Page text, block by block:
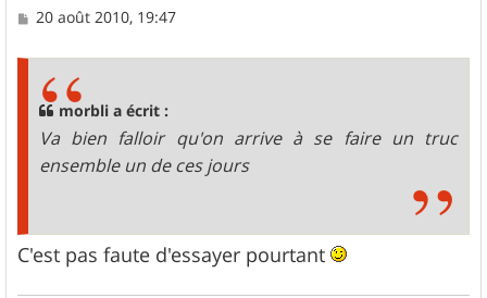
M
20 août 2010, 19:47
morbli a écrit :
Va bien falloir qu'on arrive à se faire un truc
ensemble un de ces jours
C'est pas faute d'essayer pourtant